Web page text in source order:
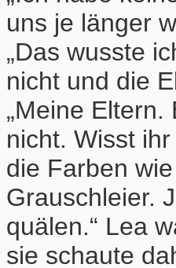
uns je länger
„Das wusste
nicht und die
„Meine
nicht. Wisst
die Farben
Grauschleier.
quälen.“ Lea
sie schaute